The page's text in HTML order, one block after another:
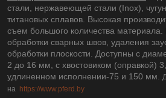
стали, нержавеющей стали (Inox),
титановых сплавов. Высокая
съем большого количества
обработки сварных швов, удаления
обработки плоскости. Доступны с
2 до 16 мм, с хвостовиком (оправкой)
удлиненном исполнении-75 и 150 мм.
на https://www.pferd.by